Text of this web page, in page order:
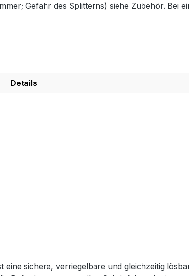
Gefahr des Splitterns) siehe Zubehör. Bei
Details
sichere, verriegelbare und gleichzeitig